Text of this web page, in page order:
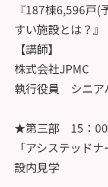
『187棟6,596戸
すい施設とは？』
【講師】
株式会社JPMC
執行役員 シニア
★第三部 15：00
「アシステッド
設内見学